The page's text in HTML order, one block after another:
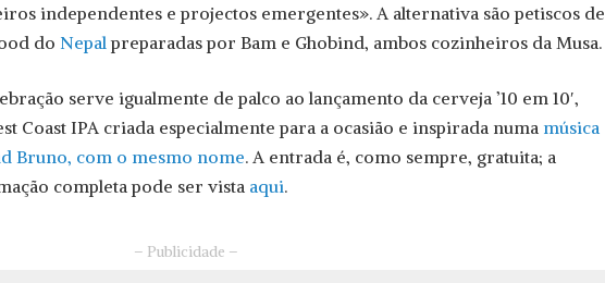
independentes e projectos emergentes». A alternativa são petiscos de
do Nepal preparadas por Bam e Ghobind, ambos cozinheiros da Musa.
serve igualmente de palco ao lançamento da cerveja ’10 em 10′,
Coast IPA criada especialmente para a ocasião e inspirada numa música
Bruno, com o mesmo nome. A entrada é, como sempre, gratuita; a
completa pode ser vista aqui.
– Publicidade –